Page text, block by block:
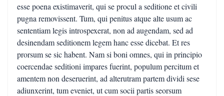
esse poena existimaverit, qui se procul a seditione et civili
pugna removissent. Tum, qui penitus atque alte usum ac
sententiam legis introspexerat, non ad augendam, sed ad
desinendam seditionem legem hanc esse dicebat. Et res
prorsum se sic habent. Nam si boni omnes, qui in principio
coercendae seditioni impares fuerint, populum percitum et
amentem non deseruerint, ad alterutram partem dividi sese
adiunxerint, tum eveniet, ut cum socii partis seorsum